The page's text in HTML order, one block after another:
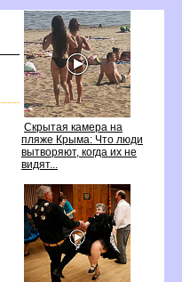
Скрытая камера на
пляже Крыма: Что люди
ытворяют, когда их не
идят...